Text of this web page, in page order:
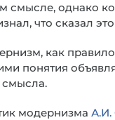
смысле, однако
что сказал это
как
понятия
смысла.
модернизма А.И.